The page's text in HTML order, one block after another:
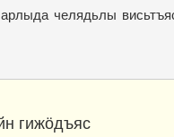
челядьлы
гижӧдъяс